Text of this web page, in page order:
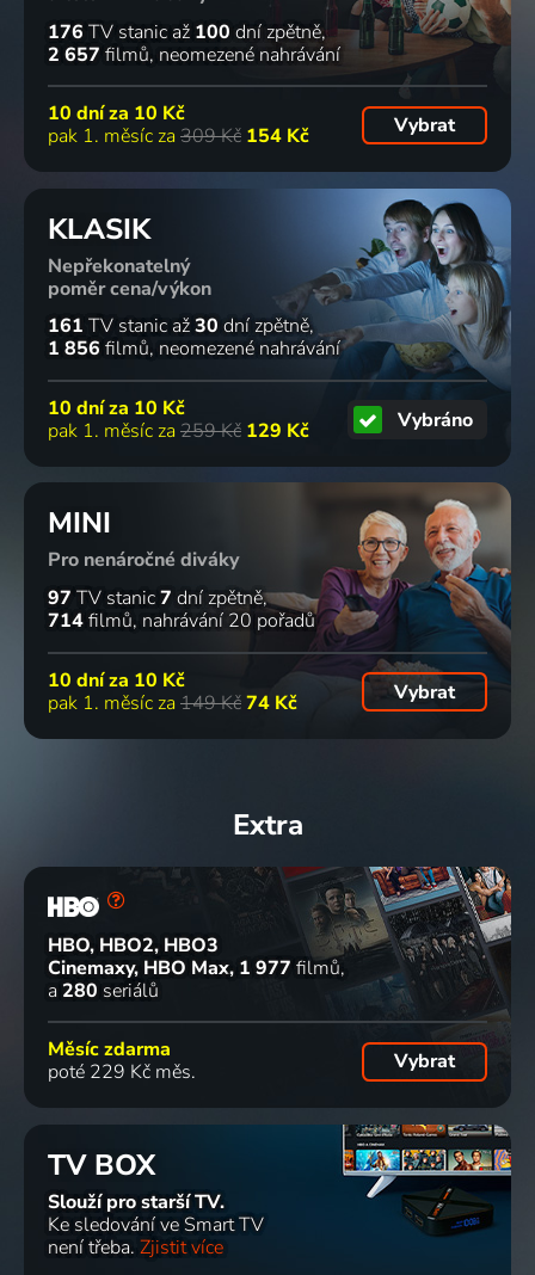
176 TV stanic až 100 dní zpětně
2 657 filmů neomezené nahrávání
10 dní za 10 Kč
pak 1. měsíc za 309 Kč 154 Kč Vybrat
KLASIK
Nepřekonatelný
poměr cena/výkon
161 TV stanic až30 dní zpětně
1 856 filmů neomezené nahrávání
10 dní za 10 Kč
pak 1. měsíc za 259 Kč 129 Kč Vybráno
MINI
Pro nenáročné diváky
97 TV stanic7 dní zpětně
714filmů nahrávání 20 pořadů
10 dní za 10 Kč
pak 1. měsíc za 149 Kč74 Kč Vybrat
Extra
HBO, HBO2, HBO3
Cinemaxy, HBO Max 1 977 filmů
a 280 seriálů
Měsíc zdarma
poté 229 Kč měs.
Vybrat
TV BOX
Slouží pro starší TV.
Ke sledování ve Smart TV
není třeba. Zjistit více